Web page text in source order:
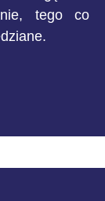
tego co